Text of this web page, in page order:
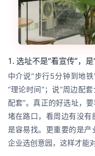
1. 选址不是“看宣传”，是
中介说“步行5分钟到地
“理论时间”；说“周边配
配套”。真正的好选址，
堵在路口，看周边有没
是容易找。更重要的是
企业选创意园，这样才能